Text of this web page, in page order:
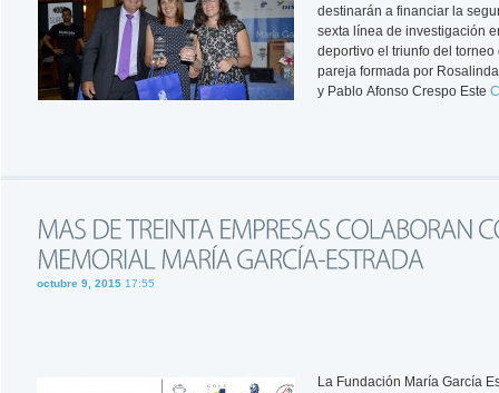
destinarán a financiar la
sexta línea de investigación
deportivo el triunfo del torneo
pareja formada por
y Pablo Afonso Crespo Este
octubre 9, 2015 17:55
La Fundación María García